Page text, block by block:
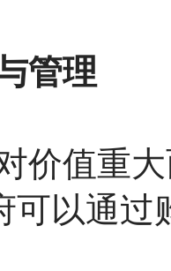
管理
价值重
可以通